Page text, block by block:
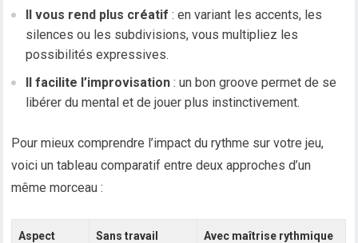
Il vous rend plus créatif : en variant les accents, les
silences ou les subdivisions, vous multipliez les
possibilités expressives.
Il facilite l’improvisation : un bon groove permet de se
libérer du mental et de jouer plus instinctivement.
Pour mieux comprendre l’impact du rythme sur votre jeu,
voici un tableau comparatif entre deux approches d’un
même morceau :
Aspect Sans travail Avec maîtrise rythmique